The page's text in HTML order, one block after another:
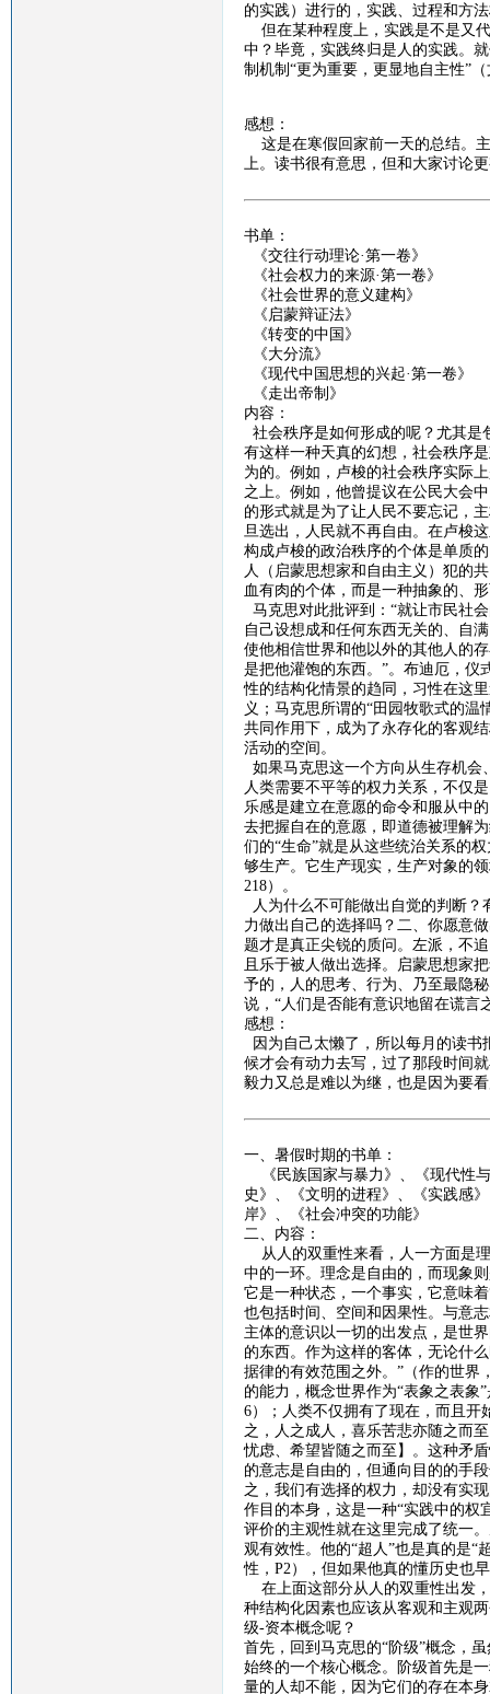
的实践）进行的，实践、过程和方
但在某种程度上，实践是不是又
中？毕竟，实践终归是人的实践。
制机制“更为重要，更显地自主性”
感想：
这是在寒假回家前一天的总结。
上。读书很有意思，但和大家讨论
书单：
《交往行动理论·第一卷》
《社会权力的来源·第一卷》
《社会世界的意义建构》
《启蒙辩证法》
《转变的中国》
《大分流》
《现代中国思想的兴起·第一卷》
《走出帝制》
内容：
社会秩序是如何形成的呢？尤其是
有这样一种天真的幻想，社会秩序
为的。例如，卢梭的社会秩序实际
之上。例如，他曾提议在公民大会
的形式就是为了让人民不要忘记，
旦选出，人民就不再自由。在卢梭
构成卢梭的政治秩序的个体是单质
人（启蒙思想家和自由主义）犯的
血有肉的个体，而是一种抽象的、
马克思对此批评到： “就让市民社
自己设想成和任何东西无关的、自
使他相信世界和他以外的其他人的
是把他灌饱的东西。”。布迪厄，仪
性的结构化情景的趋同，习性在这
义；马克思所谓的“田园牧歌式的
共同作用下，成为了永存化的客观
活动的空间。
如果马克思这一个方向从生存机会
人类需要不平等的权力关系，不仅
乐感是建立在意愿的命令和服从中
去把握自在的意愿，即道德被理解
们的“生命”就是从这些统治关系的
够生产。它生产现实，生产对象的
218）。
人为什么不可能做出自觉的判断？
力做出自己的选择吗？二、你愿意
题才是真正尖锐的质问。左派，不
且乐于被人做出选择。启蒙思想家
予的，人的思考、行为、乃至最隐
说， “人们是否能有意识地留在谎言
感想：
因为自己太懒了，所以每月的读书
候才会有动力去写，过了那段时间
毅力又总是难以为继，也是因为要
一、暑假时期的书单：
《 民族国家与暴力 》、《现代性
史》、《文明的进程》、《实践感
岸》、《社会冲突的功能》
二、内容：
从人的双重性来看，人一方面是
中的一环。理念是自由的，而现象
它是一种状态，一个事实，它意味着
也包括时间、空间和因果性。与意
主体的意识以一切的出发点，是世
的东西。作为这样的客体，无论什
据律的有效范围之外。”（作的世界
的能力，概念世界作为“表象之表象
6）；人类不仅拥有了现在，而且开
之，人之成人，喜乐苦悲亦随之而
忧虑、希望皆随之而至】。这种矛
的意志是自由的，但通向目的的手
之，我们有选择的权力，却没有实
作目的本身，这是一种“实践中的权
评价的主观性就在这里完成了统一
观有效性。他的“超人”也是真的是“
性， P2 ），但如果他真的懂历史也
在上面这部分从人的双重性出发
种结构化因素也应该从客观和主观
级-资本概念呢？
首先，回到马克思的“阶级”概念，
始终的一个核心概念。阶级首先是
量的人却不能，因为它们的存在本